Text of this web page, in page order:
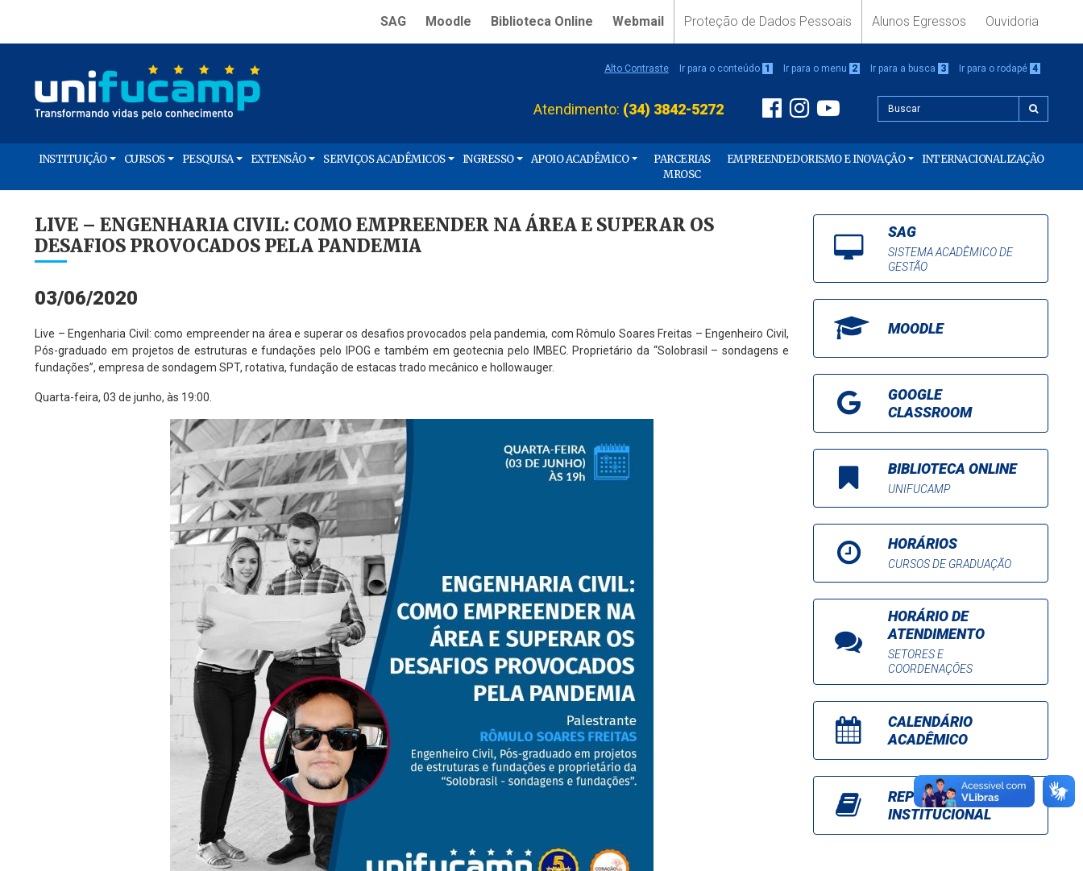
SAG Moodle Biblioteca Online Webmail Proteção de Dados Pessoais Alunos Egressos Ouvidoria
Alto Contraste Ir para o conteúdo 1 Ir para o menu 2 Ir para a busca 3 Ir para o rodapé 4
Atendimento: (34) 3842-5272
INSTITUIÇÃO CURSOS PESQUISA EXTENSÃO SERVIÇOS ACADÊMICOS INGRESSO APOIO ACADÊMICO
PARCERIAS
MROSC
EMPREENDEDORISMO E INOVAÇÃO INTERNACIONALIZAÇÃO
LIVE – ENGENHARIA CIVIL: COMO EMPREENDER NA ÁREA E SUPERAR OS
DESAFIOS PROVOCADOS PELA PANDEMIA
03/06/2020
Live – Engenharia Civil: como empreender na área e superar os desafios provocados pela pandemia, com Rômulo Soares Freitas – Engenheiro Civil,
Pós-graduado em projetos de estruturas e fundações pelo IPOG e também em geotecnia pelo IMBEC. Proprietário da “Solobrasil – sondagens e
fundações”, empresa de sondagem SPT, rotativa, fundação de estacas trado mecânico e hollowauger.
Quarta-feira, 03 de junho, às 19:00.
SAG
SISTEMA ACADÊMICO DE
GESTÃO
MOODLE
GOOGLE
CLASSROOM
BIBLIOTECA ONLINE
UNIFUCAMP
HORÁRIOS
CURSOS DE GRADUAÇÃO
HORÁRIO DE
ATENDIMENTO
SETORES E
COORDENAÇÕES
CALENDÁRIO
ACADÊMICO
REPOSITÓRIO
INSTITUCIONAL